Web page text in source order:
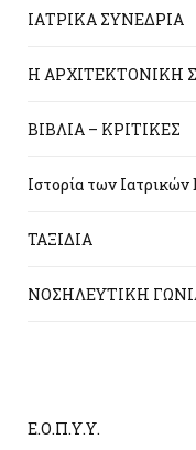
ΙΑΤΡΙΚΑ ΣΥΝΕΔΡΙΑ
Η ΑΡΧΙΤΕΚΤΟΝΙΚΗ
ΒΙΒΛΙΑ – ΚΡΙΤΙΚΕΣ
Ιστορία των
ΤΑΞΙΔΙΑ
ΝΟΣΗΛΕΥΤΙΚΗ
Ε.Ο.Π.Υ.Υ.